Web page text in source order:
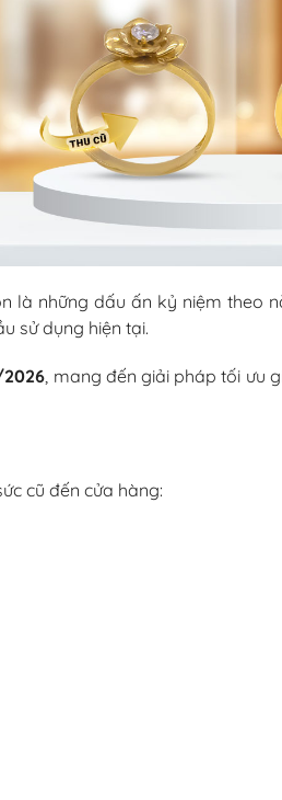
những dấu ấn kỷ niệm theo
sử dụng hiện tại.
, mang đến giải pháp tối ưu
cũ đến cửa hàng: